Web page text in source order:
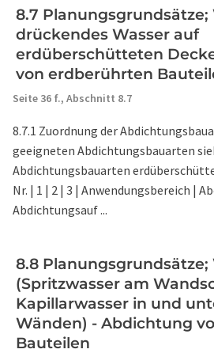
8.7 Planungsgrundsätze;
drückendes Wasser auf
erdüberschütteten
von erdberührten
Seite 36 f., Abschnitt 8.7
8.7.1 Zuordnung der
geeigneten Abdichtungsbauarten
Abdichtungsbauarten
Nr. | 1 | 2 | 3 | Anwendungsbereich |
Abdichtungsauf ...
8.8 Planungsgrundsätze;
(Spritzwasser am
Kapillarwasser in und
Wänden) - Abdichtung
Bauteilen